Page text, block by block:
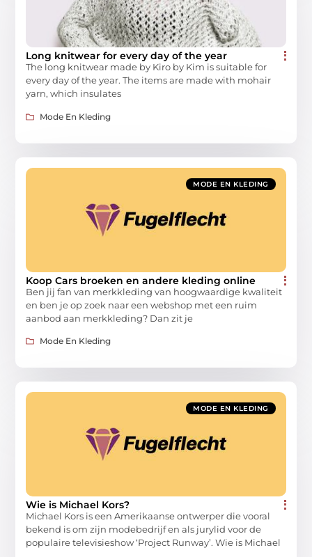
Long knitwear for every day of the year
The long knitwear made by Kiro by Kim is suitable for
every day of the year. The items are made with mohair
yarn, which insulates
Mode En Kleding
MODE EN KLEDING
Koop Cars broeken en andere kleding online
Ben jij fan van merkkleding van hoogwaardige kwaliteit
en ben je op zoek naar een webshop met een ruim
aanbod aan merkkleding? Dan zit je
Mode En Kleding
MODE EN KLEDING
Wie is Michael Kors?
Michael Kors is een Amerikaanse ontwerper die vooral
bekend is om zijn modebedrijf en als jurylid voor de
populaire televisieshow ‘Project Runway’. Wie is Michael